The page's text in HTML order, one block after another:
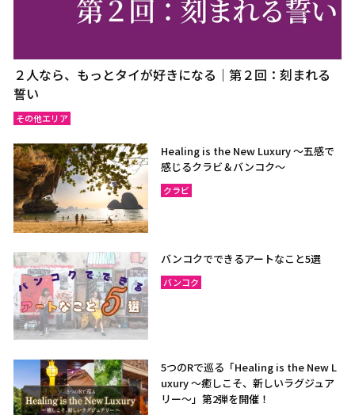
２人なら、もっとタイが好きになる｜第２回：刻まれる
誓い
その他エリア
Healing is the New Luxury ～五感で
感じるクラビ＆バンコク～
クラビ
バンコクでできるアートなこと5選
バンコク
5つのRで巡る「Healing is the New L
uxury ～癒しこそ、新しいラグジュア
リー〜」第2弾を開催！